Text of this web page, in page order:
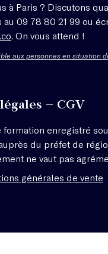
à Paris ? Discutons
09 78 80 21 99 ou
. On vous attend !
aux personnes en situation
– CGV
formation enregistré
du préfet de
ne vaut pas
générales de vente